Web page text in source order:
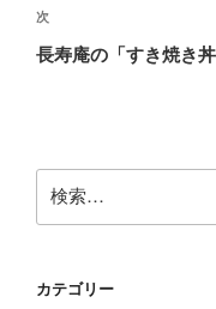
ゲ
ー
次
の
次
長寿庵の「すき焼き丼
索:
カテゴリー